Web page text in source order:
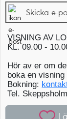
Skicka e-
VISNING AV
KL. 09.00 -
Hör av er om
boka en
Bokning:
Tel.